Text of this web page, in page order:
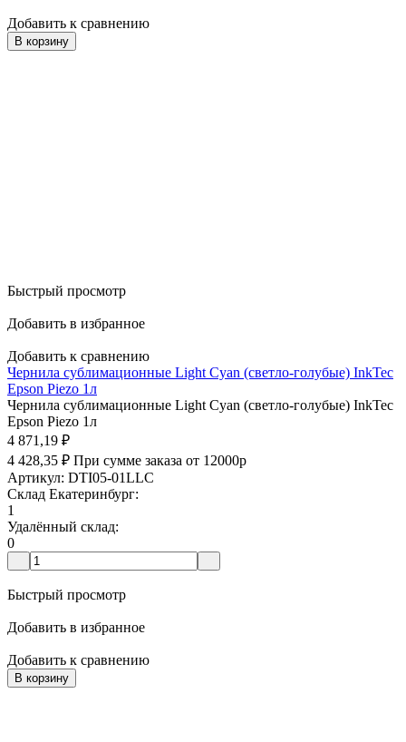
Добавить к сравнению
В корзину
Быстрый просмотр
Добавить в избранное
Добавить к сравнению
Чернила сублимационные Light Cyan (светло-голубые) InkTec
Epson Piezo 1л
Чернила сублимационные Light Cyan (светло-голубые) InkTec
Epson Piezo 1л
4 871,19 ₽
4 428,35 ₽ При сумме заказа от 12000р
Артикул: DTI05-01LLC
Склад Екатеринбург:
1
Удалённый склад:
0
Быстрый просмотр
Добавить в избранное
Добавить к сравнению
В корзину